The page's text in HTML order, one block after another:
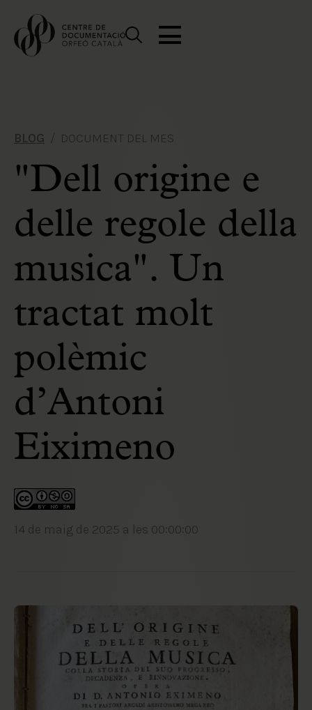
BLOG DOCUMENT DEL MES
"Dell origine e
delle regole della
musica". Un
tractat molt
polèmic
d’Antoni
Eiximeno
14 de maig de 2025 a les 00:00:00